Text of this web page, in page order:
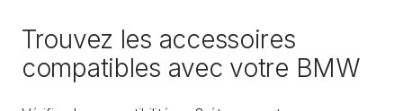
Trouvez les accessoires
compatibles avec votre BMW